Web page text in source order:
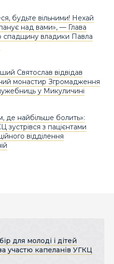
будьте вільними! Нехай
над вами», — Глава
владики Павла
Святослав відвідав
монастир Згромадження
у Микуличині
де найбільше болить»:
зустрівся з пацієнтами
відділення
для молоді і дітей
участю капеланів УГКЦ